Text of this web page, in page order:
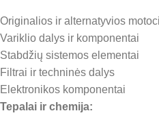
Originalios ir alternatyvios
Variklio dalys ir komponentai
Stabdžių sistemos elementai
Filtrai ir techninės dalys
Elektronikos komponentai
Tepalai ir chemija: